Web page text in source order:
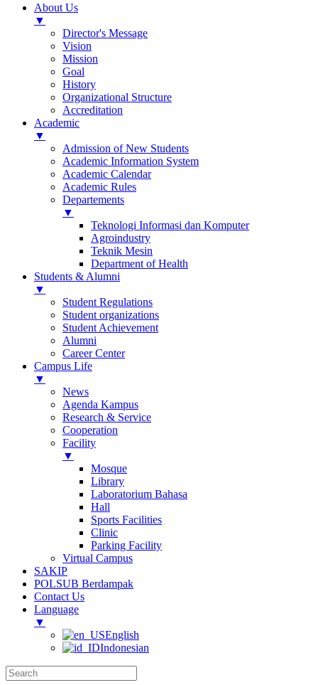
About Us
▼
Director's Message
Vision
Mission
Goal
History
Organizational Structure
Accreditation
Academic
▼
Admission of New Students
Academic Information System
Academic Calendar
Academic Rules
Departements
▼
Teknologi Informasi dan Komputer
Agroindustry
Teknik Mesin
Department of Health
Students & Alumni
▼
Student Regulations
Student organizations
Student Achievement
Alumni
Career Center
Campus Life
▼
News
Agenda Kampus
Research & Service
Cooperation
Facility
▼
Mosque
Library
Laboratorium Bahasa
Hall
Sports Facilities
Clinic
Parking Facility
Virtual Campus
SAKIP
POLSUB Berdampak
Contact Us
Language
▼
English
Indonesian